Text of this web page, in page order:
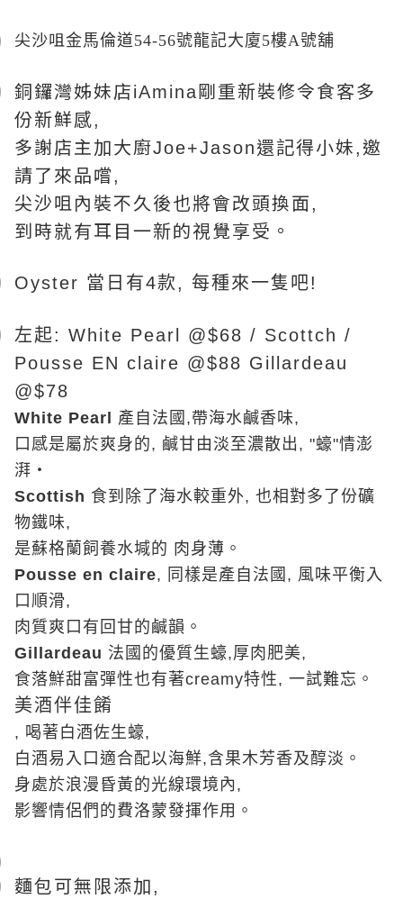
尖沙咀金馬倫道54-56號龍記大廈5樓A號舖
銅鑼灣姊妹店iAmina剛重新裝修令食客多
份新鮮感,
多謝店主加大廚Joe+Jason還記得小妹, 邀
請了來品嚐,
尖沙咀內裝不久後也將會改頭換面,
到時就有耳目一新的視覺享受。
Oyster 當日有4款, 每種來一隻吧!
左起: White Pearl @$68 / Scottch /
Pousse EN claire @$88 Gillardeau
@$78
White Pearl 產自法國 ,帶海水鹹香味,
口感是屬於爽身的, 鹹甘由淡至濃散出 , "蠔"情澎
湃‧
Scottish 食到除了海水較重外, 也相對多了份礦
物鐵味,
是蘇格蘭飼養水堿的 肉身薄。
Pousse en claire, 同樣是產自法國 , 風味平衡入
口順滑,
肉質爽口有回甘的鹹韻。
Gillardeau 法國的優質生蠔,厚肉肥美,
食落鮮甜富彈性也有著creamy特性, 一試難忘。
美酒伴佳餚
, 喝著白酒佐生蠔,
白酒易入口適合配以海鮮,含果木芳香及醇淡。
身處於浪漫昏黃的光線環境內,
影響情侶們的費洛蒙發揮作用。
麵包可無限添加,